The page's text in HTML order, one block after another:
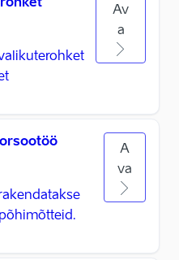
Av
a
A
va